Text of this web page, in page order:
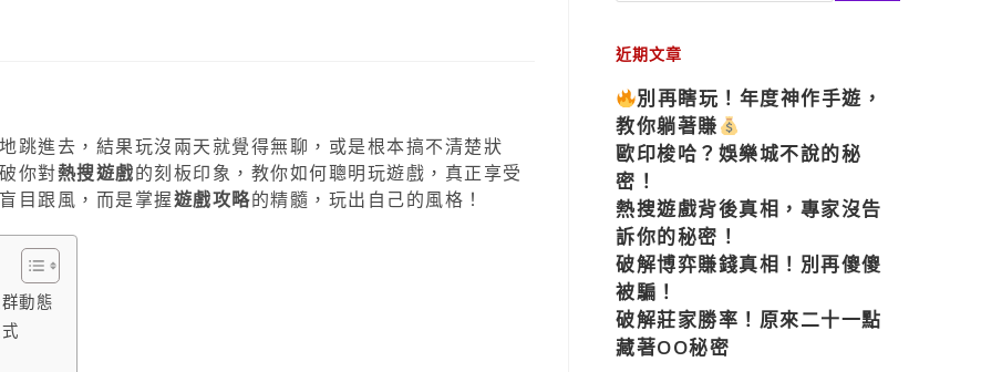
跳進去，結果玩沒兩天就覺得無聊，或是根本搞不清楚狀
你對熱搜遊戲的刻板印象，教你如何聰明玩遊戲，真正享受
目跟風，而是掌握遊戲攻略的精髓，玩出自己的風格！
動態
近期文章
別再瞎玩！年度神作手遊，
教你躺著賺
歐印梭哈？娛樂城不說的秘
密！
熱搜遊戲背後真相，專家沒告
訴你的秘密！
破解博弈賺錢真相！別再傻傻
被騙！
破解莊家勝率！原來二十一點
藏著OO秘密